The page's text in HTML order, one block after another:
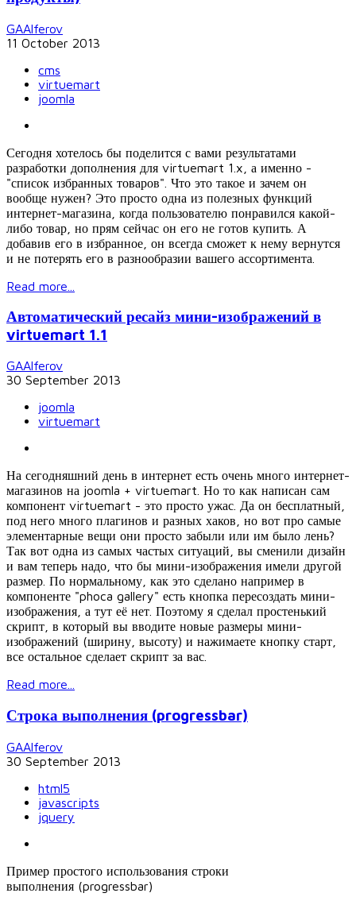
GAAlferov
11 October 2013
cms
virtuemart
joomla
Сегодня хотелось бы поделится с вами результатами
разработки дополнения для virtuemart 1.x, а именно -
"список избранных товаров". Что это такое и зачем он
вообще нужен? Это просто одна из полезных функций
интернет-магазина, когда пользователю понравился какой-
либо товар, но прям сейчас он его не готов купить. А
добавив его в избранное, он всегда сможет к нему вернутся
и не потерять его в разнообразии вашего ассортимента.
Read more...
Автоматический ресайз мини-изображений в
virtuemart 1.1
GAAlferov
30 September 2013
joomla
virtuemart
На сегодняшний день в интернет есть очень много интернет-
магазинов на joomla + virtuemart. Но то как написан сам
компонент virtuemart - это просто ужас. Да он бесплатный,
под него много плагинов и разных хаков, но вот про самые
элементарные вещи они просто забыли или им было лень?
Так вот одна из самых частых ситуаций, вы сменили дизайн
и вам теперь надо, что бы мини-изображения имели другой
размер. По нормальному, как это сделано например в
компоненте "phoca gallery" есть кнопка пересоздать мини-
изображения, а тут её нет. Поэтому я сделал простенький
скрипт, в который вы вводите новые размеры мини-
изображений (ширину, высоту) и нажимаете кнопку старт,
все остальное сделает скрипт за вас.
Read more...
Строка выполнения (progressbar)
GAAlferov
30 September 2013
html5
javascripts
jquery
Пример простого использования строки
выполнения (progressbar)